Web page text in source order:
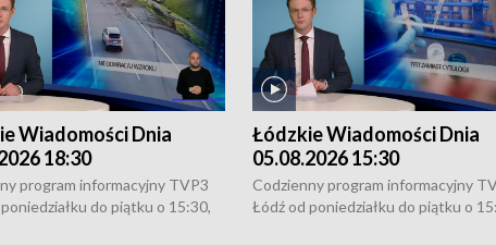
Wiadomości Dnia
18:30
program informacyjny TVP3
do piątku o 15:30,
Łódzkie Wiadomości Dnia
05.08.2026 15:30
Codzienny program informacyjny
Łódź od poniedziałku do piątku o